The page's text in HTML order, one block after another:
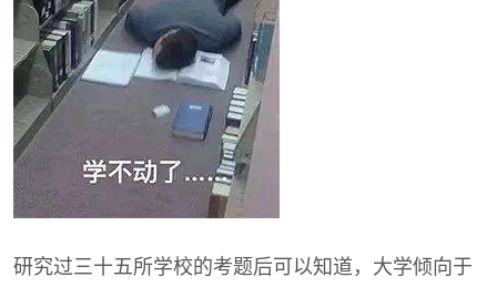
研究过三十五所学校的考题后可以知道，大学倾向于